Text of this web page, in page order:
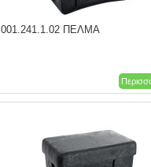
001.241.1.02 ΠΕΛΜΑ